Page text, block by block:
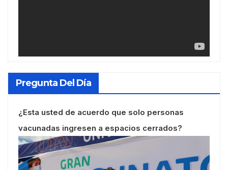
Pregunta Del Día
¿Esta usted de acuerdo que solo personas
vacunadas ingresen a espacios cerrados?